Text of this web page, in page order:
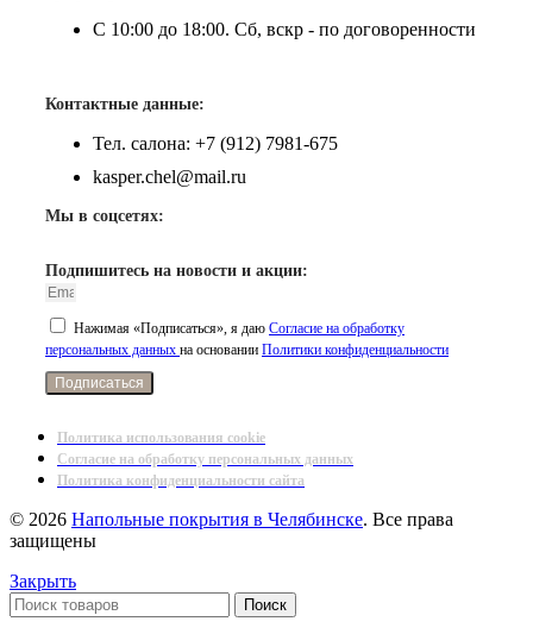
С 10:00 до 18:00. Сб, вскр - по договоренности
Контактные данные:
Тел. салона: +7 (912) 7981-675
kasper.chel@mail.ru
Мы в соцсетях:
Подпишитесь на новости и акции:
Нажимая «Подписаться», я даю Согласие на обработку
персональных данных на основании Политики конфиденциальности
Подписаться
Политика использования cookie
Согласие на обработку персональных данных
Политика конфиденциальности сайта
© 2026 Напольные покрытия в Челябинске. Все права
защищены
Закрыть
Поиск